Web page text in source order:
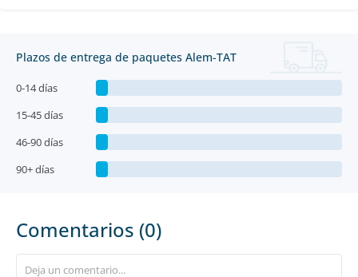
Plazos de entrega de paquetes Alem-TAT
0-14 días
15-45 días
46-90 días
90+ días
Comentarios (0)